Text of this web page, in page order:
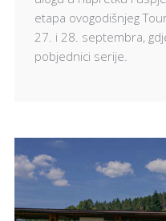
etapa ovogodišnjeg
27. i 28. septembra,
pobjednici serije.